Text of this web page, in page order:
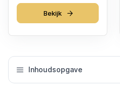
Bekijk
Inhoudsopgave